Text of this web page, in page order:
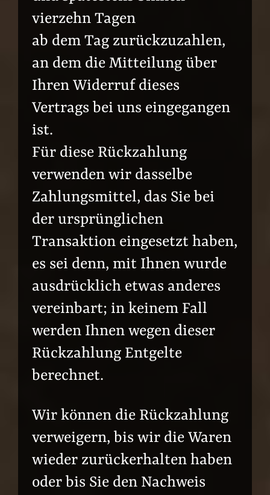
vierzehn Tagen
ab dem Tag zurückzuzahlen,
an dem die Mitteilung über
Ihren Widerruf dieses
Vertrags bei uns eingegangen
ist.
Für diese Rückzahlung
verwenden wir dasselbe
Zahlungsmittel, das Sie bei
der ursprünglichen
Transaktion eingesetzt haben,
es sei denn, mit Ihnen wurde
ausdrücklich etwas anderes
vereinbart; in keinem Fall
werden Ihnen wegen dieser
Rückzahlung Entgelte
berechnet.
Wir können die Rückzahlung
verweigern, bis wir die Waren
wieder zurückerhalten haben
oder bis Sie den Nachweis